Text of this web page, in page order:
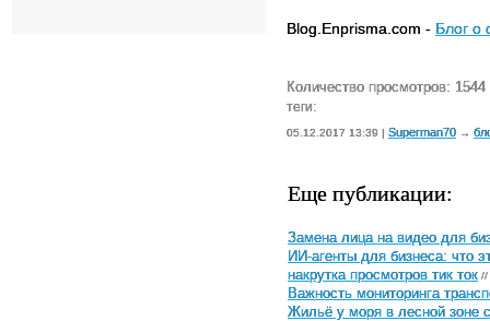
Blog.Enprisma.com - Блог о
Количество просмотров: 1544
теги:
05.12.2017 13:39 | Superman70 →
Еще публикации:
Замена лица на видео для
ИИ-агенты для бизнеса: что
накрутка просмотров тик ток //
Важность мониторинга
Жильё у моря в лесной зоне